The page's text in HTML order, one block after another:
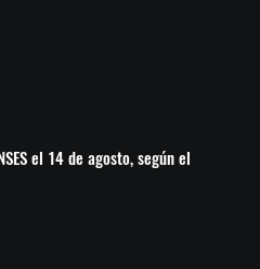
el 14 de agosto, según el